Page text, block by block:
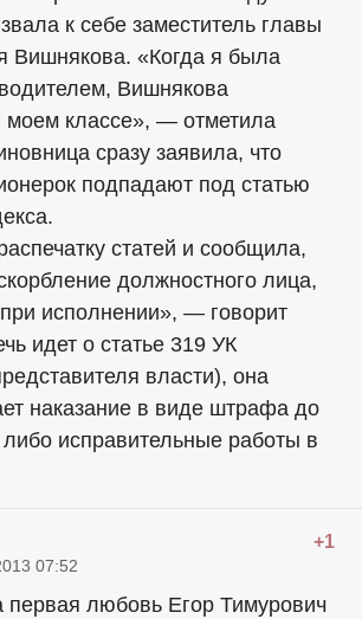
к себе заместитель главы
Вишнякова. «Когда я была
Вишнякова
моем классе», — отметила
сразу заявила, что
подпадают под статью
статей и сообщила,
должностного лица,
исполнении», — говорит
идет о статье 319 УК
власти), она
наказание в виде штрафа до
исправительные работы в
+1
07:52
любовь Егор Тимурович